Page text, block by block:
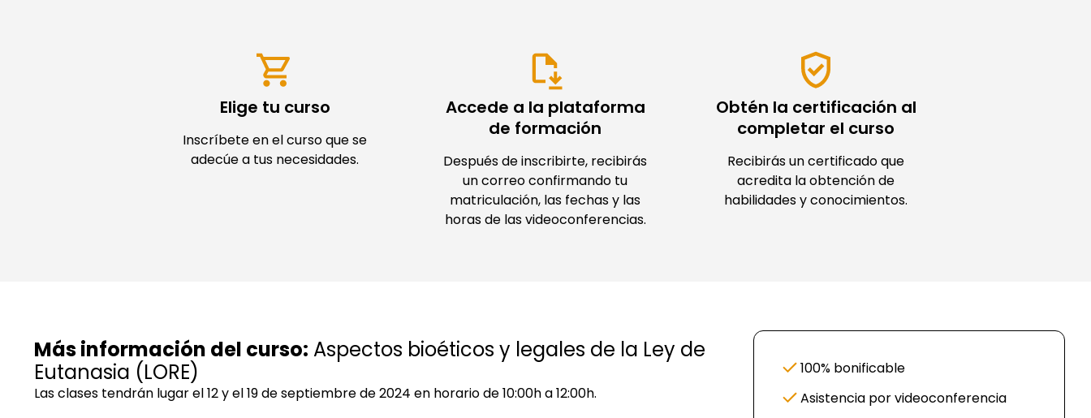
Elige tu curso
Inscríbete en el curso que se
adecúe a tus necesidades.
Accede a la plataforma
de formación
Después de inscribirte, recibirás
un correo confirmando tu
matriculación, las fechas y las
horas de las videoconferencias.
Obtén la certificación al
completar el curso
Recibirás un certificado que
acredita la obtención de
habilidades y conocimientos.
Más información del curso: Aspectos bioéticos y legales de la Ley de
Eutanasia (LORE)
Las clases tendrán lugar el 12 y el 19 de septiembre de 2024 en horario de 10:00h a 12:00h.
100% bonificable
Asistencia por videoconferencia